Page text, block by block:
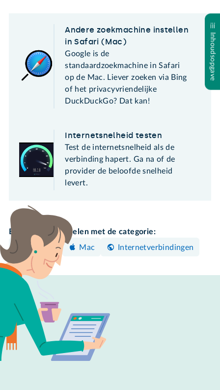
Inhoudsopgave
Andere zoekmachine instellen
in Safari (Mac)
Google is de
standaardzoekmachine in Safari
op de Mac. Liever zoeken via Bing
of het privacyvriendelijke
DuckDuckGo? Dat kan!
Internetsnelheid testen
Test de internetsnelheid als de
verbinding hapert. Ga na of de
provider de beloofde snelheid
levert.
Bekijk meer artikelen met de categorie:
Instellen
Mac Internetverbindingen